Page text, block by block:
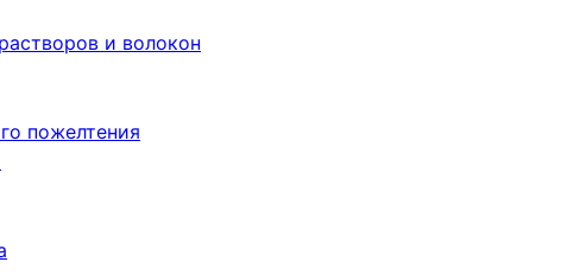
и волокон
пожелтения